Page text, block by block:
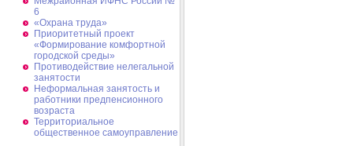
6
«Охрана труда»
Приоритетный проект
«Формирование комфортной
городской среды»
Противодействие нелегальной
занятости
Неформальная занятость и
работники предпенсионного
возраста
Территориальное
общественное самоуправление